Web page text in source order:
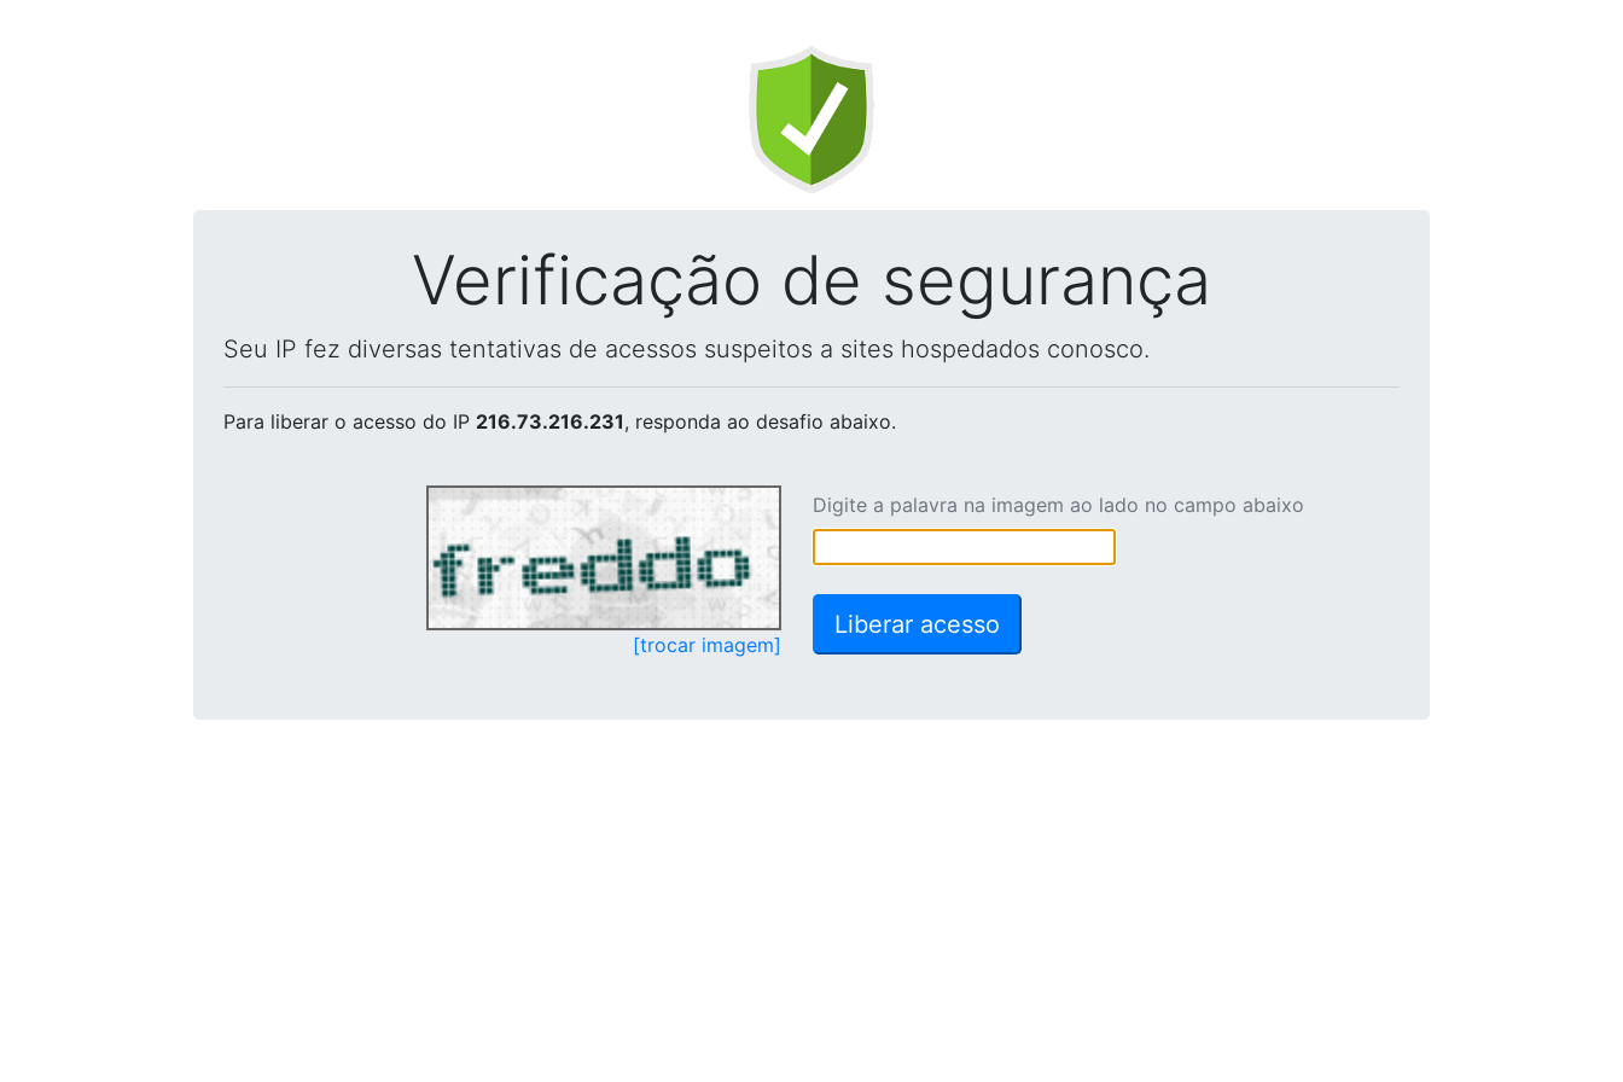
Verificação de segurança
Seu IP fez diversas tentativas de acessos suspeitos a sites hospedados conosco.
Para liberar o acesso do IP 216.73.216.231, responda ao desafio abaixo.
[trocar imagem]
Digite a palavra na imagem ao lado no campo abaixo